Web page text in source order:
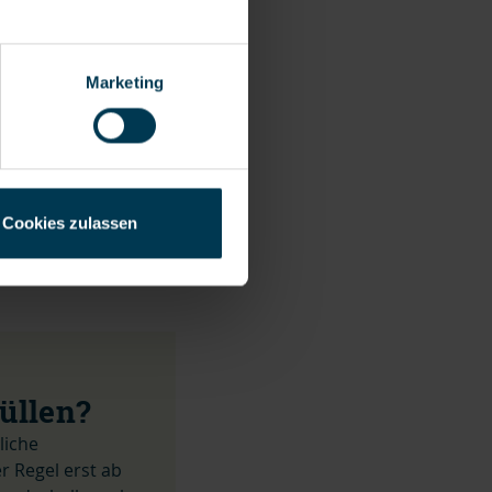
Marketing
Cookies zulassen
nicht
und Brackets
in der Regel
einer
die Angst vor dem
Regel erst ab